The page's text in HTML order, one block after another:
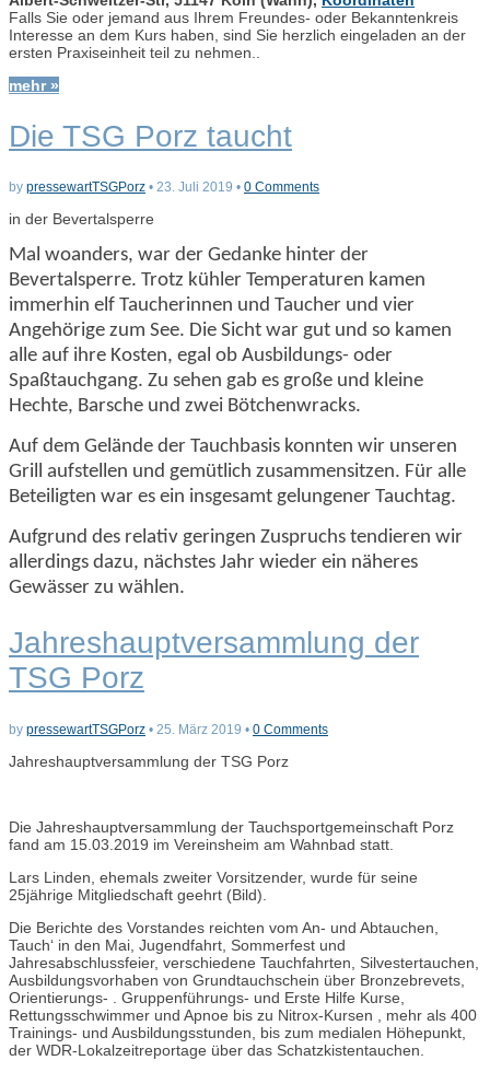
Falls Sie oder jemand aus Ihrem Freundes- oder Bekanntenkreis
Interesse an dem Kurs haben, sind Sie herzlich eingeladen an der
ersten Praxiseinheit teil zu nehmen..
mehr »
Die TSG Porz taucht
by pressewartTSGPorz • 23. Juli 2019 • 0 Comments
in der Bevertalsperre
Mal woanders, war der Gedanke hinter der
Bevertalsperre. Trotz kühler Temperaturen kamen
immerhin elf Taucherinnen und Taucher und vier
Angehörige zum See. Die Sicht war gut und so kamen
alle auf ihre Kosten, egal ob Ausbildungs- oder
Spaßtauchgang. Zu sehen gab es große und kleine
Hechte, Barsche und zwei Bötchenwracks.
Auf dem Gelände der Tauchbasis konnten wir unseren
Grill aufstellen und gemütlich zusammensitzen. Für alle
Beteiligten war es ein insgesamt gelungener Tauchtag.
Aufgrund des relativ geringen Zuspruchs tendieren wir
allerdings dazu, nächstes Jahr wieder ein näheres
Gewässer zu wählen.
Jahreshauptversammlung der
TSG Porz
by pressewartTSGPorz • 25. März 2019 • 0 Comments
Jahreshauptversammlung der TSG Porz
Die Jahreshauptversammlung der Tauchsportgemeinschaft Porz
fand am 15.03.2019 im Vereinsheim am Wahnbad statt.
Lars Linden, ehemals zweiter Vorsitzender, wurde für seine
25jährige Mitgliedschaft geehrt (Bild).
Die Berichte des Vorstandes reichten vom An- und Abtauchen,
Tauch‘ in den Mai, Jugendfahrt, Sommerfest und
Jahresabschlussfeier, verschiedene Tauchfahrten, Silvestertauchen,
Ausbildungsvorhaben von Grundtauchschein über Bronzebrevets,
Orientierungs- . Gruppenführungs- und Erste Hilfe Kurse,
Rettungsschwimmer und Apnoe bis zu Nitrox-Kursen , mehr als 400
Trainings- und Ausbildungsstunden, bis zum medialen Höhepunkt,
der WDR-Lokalzeitreportage über das Schatzkistentauchen.